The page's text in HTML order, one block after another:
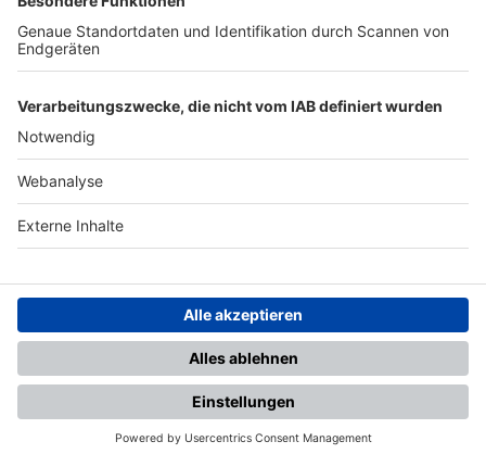
Nutzungsbedingungen Datenschutz Impressum